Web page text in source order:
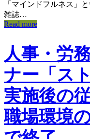
「マインドフルネス」
雑誌…
Read more
人事・労
ナー「ス
実施後の
職場環境